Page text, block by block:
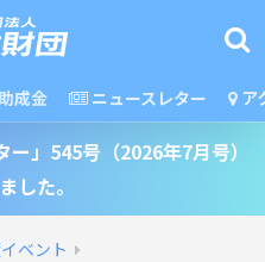
成金 ニュースレター ア
」545号（2026年7月号）
した。
ベント